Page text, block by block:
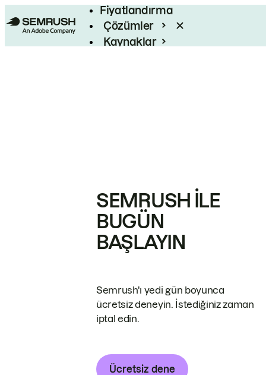
Fiyatlandırma
Çözümler
Kaynaklar
SEMRUSH ILE
BUGÜN
BAŞLAYIN
Semrush'ı yedi gün boyunca
ücretsiz deneyin. İstediğiniz zaman
iptal edin.
Ücretsiz dene